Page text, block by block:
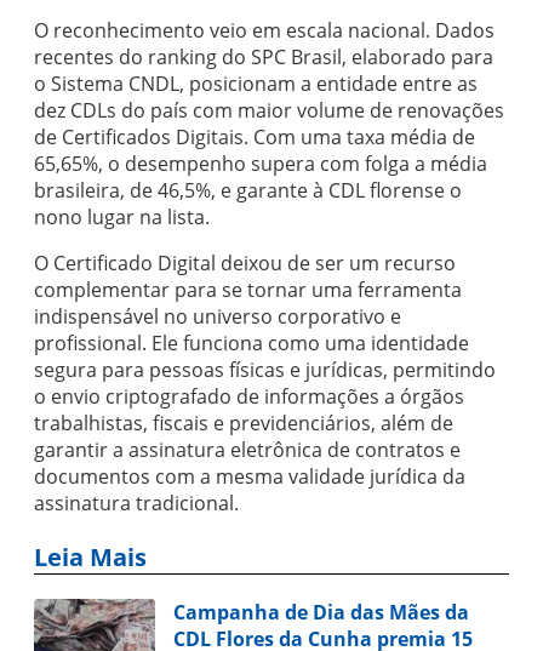
O reconhecimento veio em escala nacional. Dados
recentes do ranking do SPC Brasil, elaborado para
o Sistema CNDL, posicionam a entidade entre as
dez CDLs do país com maior volume de renovações
de Certificados Digitais. Com uma taxa média de
65,65%, o desempenho supera com folga a média
brasileira, de 46,5%, e garante à CDL florense o
nono lugar na lista.
O Certificado Digital deixou de ser um recurso
complementar para se tornar uma ferramenta
indispensável no universo corporativo e
profissional. Ele funciona como uma identidade
segura para pessoas físicas e jurídicas, permitindo
o envio criptografado de informações a órgãos
trabalhistas, fiscais e previdenciários, além de
garantir a assinatura eletrônica de contratos e
documentos com a mesma validade jurídica da
assinatura tradicional.
Leia Mais
Campanha de Dia das Mães da
CDL Flores da Cunha premia 15